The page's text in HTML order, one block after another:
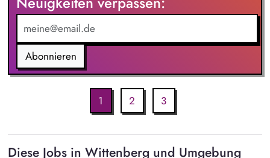
Abonnieren
1 2 3
Diese Jobs in Wittenberg und Umgebung